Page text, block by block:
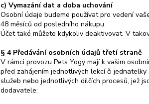
c) Vymazání dat a doba uchování
Osobní údaje budeme používat pro vedení
48 měsíců od posledního nákupu.
Účet také můžete kdykoliv deaktivovat. V
§ 4 Předávání osobních údajů třetí straně
V rámci provozu Pets Yogy mají k vašim
před zahájením jednotlivých lekcí či
služeb nebo jednotlivých dílčích procesů, jež
dodavatele: